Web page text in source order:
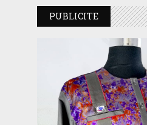
PUBLICITE